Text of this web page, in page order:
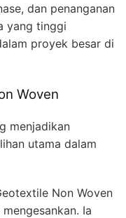
dan penanganan
yang tinggi
proyek besar di
Woven
menjadikan
utama dalam
Non Woven
Ia